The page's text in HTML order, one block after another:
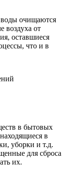
очищаются
воздуха от
оставшиеся
что и в
в бытовых
в
уборки и т.д.
для сброса
их.